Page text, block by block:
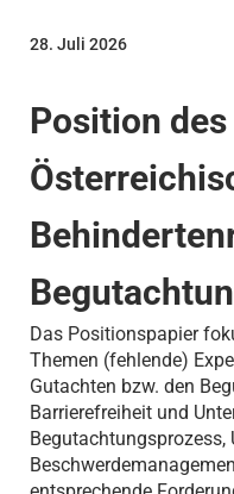
Position des
28. Juli 2026
Das Positionspapier
Themen (fehlende)
Gutachten bzw. den
Barrierefreiheit und